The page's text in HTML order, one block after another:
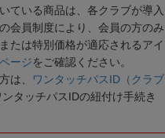
ている商品は、各クラブが導入
会員制度により、会員の方のみ
たは特別価格が適応されるアイ
ージをご確認ください。
は、
ワンタッチパスID（クラブ
タッチパスIDの紐付け手続き